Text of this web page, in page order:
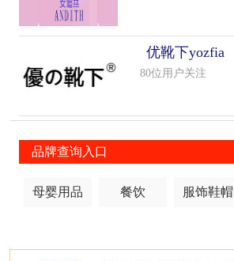
优靴下yozfia
80位用户关注
品牌查询入口
母婴用品 餐饮 服饰鞋帽